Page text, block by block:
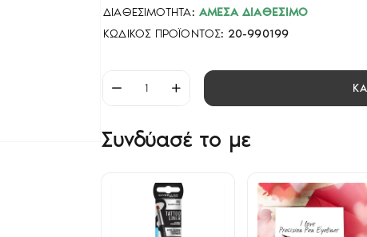
ΔΙΑΘΕΣΙΜΌΤΗΤΑ: ΆΜΕΣΑ ΔΙΑΘΈΣΙΜΟ
ΚΩΔΙΚΌΣ ΠΡΟΪΌΝΤΟΣ: 20-990199
Συνδύασέ το με